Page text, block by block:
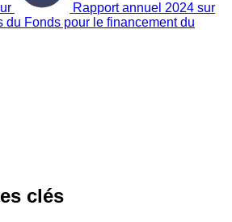
Rapport annuel 2024 sur
du Fonds pour le financement du
clés